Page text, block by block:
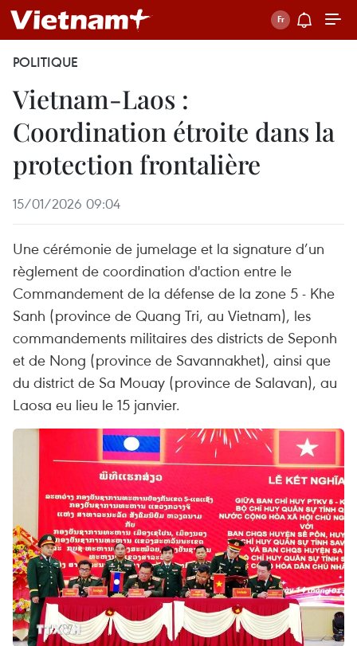
POLITIQUE
Vietnam-Laos :
Coordination étroite dans la
protection frontalière
15/01/2026 09:04
Une cérémonie de jumelage et la signature d’un
règlement de coordination d'action entre le
Commandement de la défense de la zone 5 - Khe
Sanh (province de Quang Tri, au Vietnam), les
commandements militaires des districts de Seponh
et de Nong (province de Savannakhet), ainsi que
du district de Sa Mouay (province de Salavan), au
Laosa eu lieu le 15 janvier.